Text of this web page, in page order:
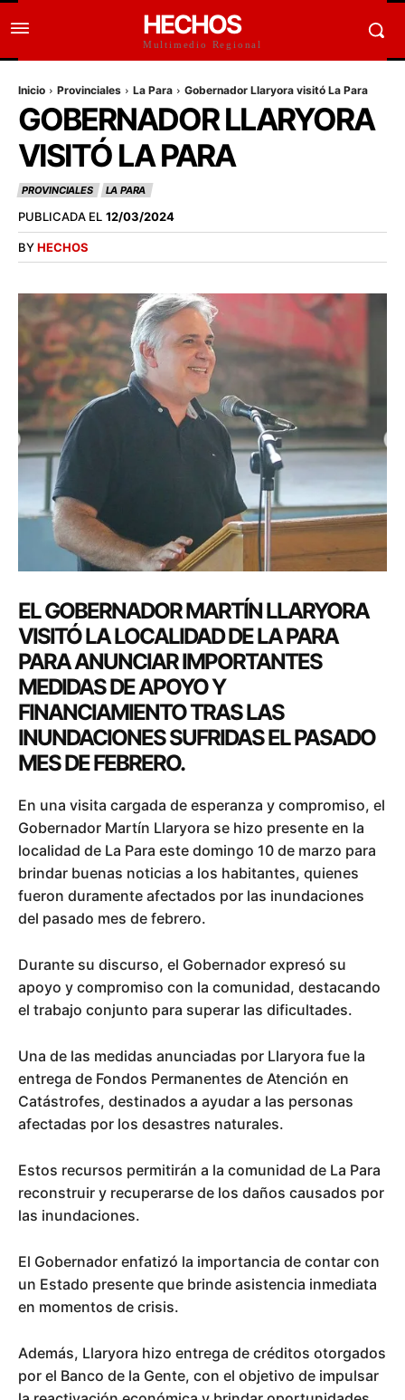
HECHOS
Multimedio Regional
Inicio Provinciales La Para Gobernador Llaryora visitó La Para
GOBERNADOR LLARYORA
VISITÓ LA PARA
PROVINCIALES LA PARA
PUBLICADA EL 12/03/2024
BYHECHOS
EL GOBERNADOR MARTÍN LLARYORA
VISITÓ LA LOCALIDAD DE LA PARA
PARA ANUNCIAR IMPORTANTES
MEDIDAS DE APOYO Y
FINANCIAMIENTO TRAS LAS
INUNDACIONES SUFRIDAS EL PASADO
MES DE FEBRERO.
En una visita cargada de esperanza y compromiso, el
Gobernador Martín Llaryora se hizo presente en la
localidad de La Para este domingo 10 de marzo para
brindar buenas noticias a los habitantes, quienes
fueron duramente afectados por las inundaciones
del pasado mes de febrero.
Durante su discurso, el Gobernador expresó su
apoyo y compromiso con la comunidad, destacando
el trabajo conjunto para superar las dificultades.
Una de las medidas anunciadas por Llaryora fue la
entrega de Fondos Permanentes de Atención en
Catástrofes, destinados a ayudar a las personas
afectadas por los desastres naturales.
Estos recursos permitirán a la comunidad de La Para
reconstruir y recuperarse de los daños causados por
las inundaciones.
El Gobernador enfatizó la importancia de contar con
un Estado presente que brinde asistencia inmediata
en momentos de crisis.
Además, Llaryora hizo entrega de créditos otorgados
por el Banco de la Gente, con el objetivo de impulsar